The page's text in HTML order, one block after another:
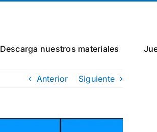
Descarga nuestros materiales
Anterior Siguiente